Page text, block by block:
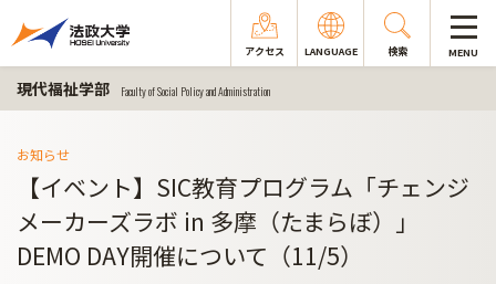
アクセス LANGUAGE 検索 MENU
現代福祉学部 Faculty of Social Policy and Administration
お知らせ
【イベント】SIC教育プログラム「チェンジ
メーカーズラボ in 多摩（たまらぼ）」
DEMO DAY開催について（11/5）